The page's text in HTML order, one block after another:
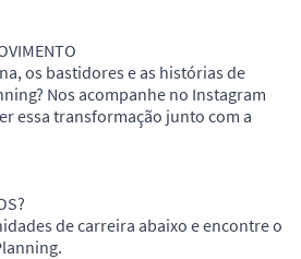
os bastidores e as histórias de
Nos acompanhe no Instagram
essa transformação junto com a
de carreira abaixo e encontre o